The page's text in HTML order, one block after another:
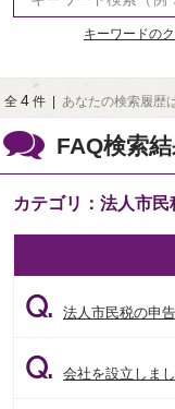
キーワードの
FAQ検索結
カテゴリ：法人市民
全 4 件 あなたの検索履歴
Q. 法人市民税の申
Q. 会社を設立しま